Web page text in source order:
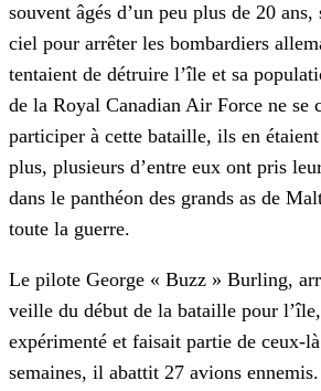
souvent âgés d’un peu plus de 20
ciel pour arrêter les bombardiers
tentaient de détruire l’île et sa
de la Royal Canadian Air Force ne se
participer à cette bataille, ils en
plus, plusieurs d’entre eux ont pris
dans le panthéon des grands as de
toute la guerre.
Le pilote George « Buzz » Burling,
veille du début de la bataille pour
expérimenté et faisait partie de ceux-
semaines, il abattit 27 avions